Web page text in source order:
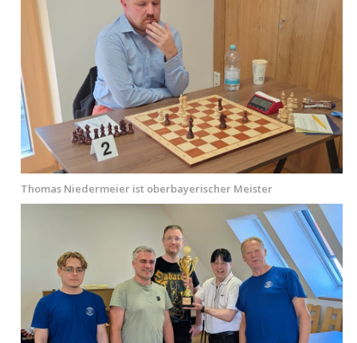
Thomas Niedermeier ist oberbayerischer Meister